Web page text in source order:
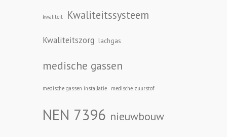
kwaliteit Kwaliteitssysteem
Kwaliteitszorg lachgas
medische gassen
medische gassen installatie medische zuurstof
NEN 7396 nieuwbouw